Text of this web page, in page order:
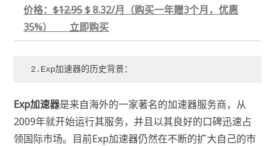
价格：$12.95$ 8.32/月（购买一年赠3个月，优惠
35%） 立即购买
2.Exp加速器的历史背景：
Exp加速器是来自海外的一家著名的加速器服务商，从
2009年就开始运行其服务，并且以其良好的口碑迅速占
领国际市场。目前Exp加速器仍然在不断的扩大自己的市